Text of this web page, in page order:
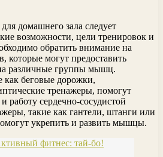
домашнего зала следует
возможности, цели тренировок и
обратить внимание на
которые могут предоставить
различные группы мышц.
как беговые дорожки,
тренажеры, помогут
работу сердечно-сосудистой
такие как гантели, штанги или
укрепить и развить мышцы.
фитнес: тай-бо!